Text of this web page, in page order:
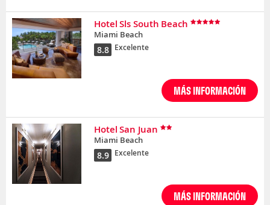
Hotel Sls South Beach
Miami Beach
8.8 Excelente
MÁS INFORMACIÓN
Hotel San Juan
Miami Beach
8.9 Excelente
MÁS INFORMACIÓN